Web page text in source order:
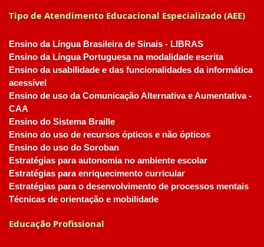
Tipo de Atendimento Educacional Especializado (AEE)
Ensino da Língua Brasileira de Sinais - LIBRAS
Ensino da Língua Portuguesa na modalidade escrita
Ensino da usabilidade e das funcionalidades da informática
acessível
Ensino de uso da Comunicação Alternativa e Aumentativa -
CAA
Ensino do Sistema Braille
Ensino do uso de recursos ópticos e não ópticos
Ensino do uso do Soroban
Estratégias para autonomia no ambiente escolar
Estratégias para enriquecimento curricular
Estratégias para o desenvolvimento de processos mentais
Técnicas de orientação e mobilidade
Educação Profissional